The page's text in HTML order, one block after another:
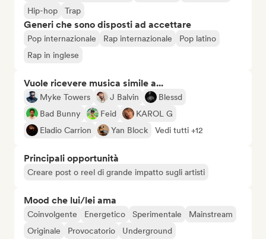
Hip-hop
Trap
Generi che sono disposti ad accettare
Pop internazionale Rap internazionale
Pop latino
Rap in inglese
Vuole ricevere musica simile a...
Myke Towers J Balvin
Blessd
Bad Bunny
Feid
KAROL G
Eladio Carrion
Yan Block Vedi tutti +12
Principali opportunità
Creare post o reel di grande impatto sugli artisti
Mood che lui/lei ama
Coinvolgente Energetico Sperimentale
Mainstream
Originale
Provocatorio Underground